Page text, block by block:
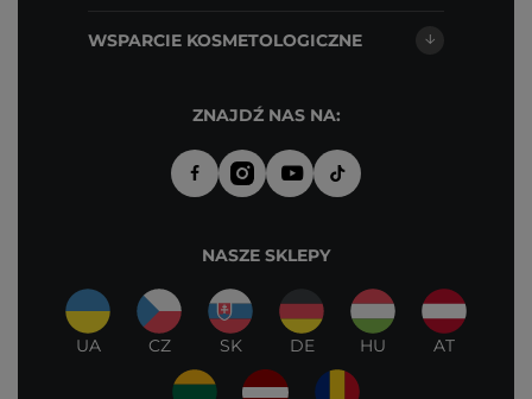
WSPARCIE KOSMETOLOGICZNE
ZNAJDŹ NAS NA:
NASZE SKLEPY
UA CZ SK DE HU AT